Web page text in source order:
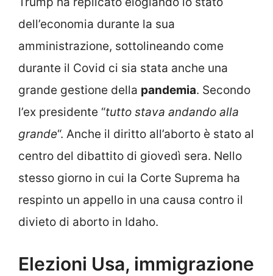
dell’economia durante la sua
amministrazione, sottolineando come
durante il Covid ci sia stata anche una
grande gestione della pandemia. Secondo
l’ex presidente “tutto stava andando alla
grande“. Anche il diritto all’aborto è stato al
centro del dibattito di giovedì sera. Nello
stesso giorno in cui la Corte Suprema ha
respinto un appello in una causa contro il
divieto di aborto in Idaho.
Elezioni Usa, immigrazione